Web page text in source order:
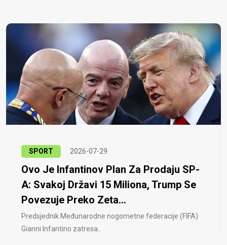
SPORT 2026-07-29
Ovo Je Infantinov Plan Za Prodaju SP-
A: Svakoj Državi 15 Miliona, Trump Se
Povezuje Preko Zeta...
Predsjednik Međunarodne nogometne federacije (FIFA)
Gianni Infantino zatresa..